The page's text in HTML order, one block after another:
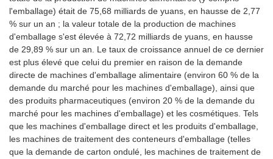
l'emballage) était de 75,68 milliards de yuans, en hausse de 2,77
% sur un an ; la valeur totale de la production de machines
d'emballage s'est élevée à 72,72 milliards de yuans, en hausse
de 29,89 % sur un an. Le taux de croissance annuel de ce dernier
est plus élevé que celui du premier en raison de la demande
directe de machines d'emballage alimentaire (environ 60 % de la
demande du marché pour les machines d'emballage), ainsi que
des produits pharmaceutiques (environ 20 % de la demande du
marché pour les machines d'emballage) et les cosmétiques. Tels
que les machines d'emballage direct et les produits d'emballage,
les machines de traitement des conteneurs d'emballage (telles
que la demande de carton ondulé, les machines de traitement de